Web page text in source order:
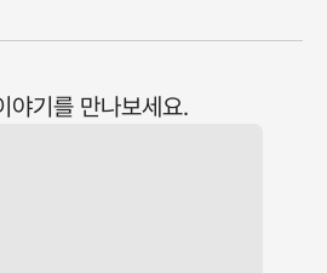
야기를 만나보세요.